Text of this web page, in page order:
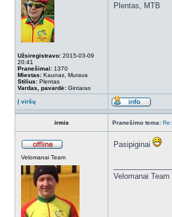
Užsiregistravo: 2015-03-09
20:41
Pranešimai: 1370
Miestas: Kaunas, Murava
Stilius: Plentas
Vardas, pavardė: Gintaras
Plentas, MTB
Į viršų
irmis Pranešimo tema:
Velomanai Team
Pasipiginai
Velomanai Team